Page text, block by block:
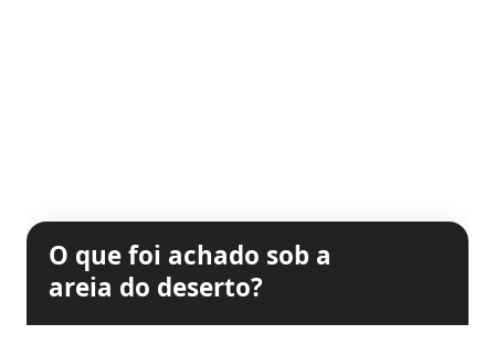
O que foi achado sob a
areia do deserto?